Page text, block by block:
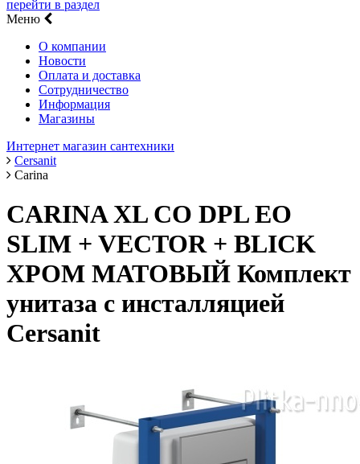
перейти в раздел
Меню
О компании
Новости
Оплата и доставка
Сотрудничество
Информация
Магазины
Интернет магазин сантехники
Cersanit
Carina
CARINA XL CO DPL EO
SLIM + VECTOR + BLICK
ХРОМ МАТОВЫЙ Комплект
унитаза с инсталляцией
Cersanit